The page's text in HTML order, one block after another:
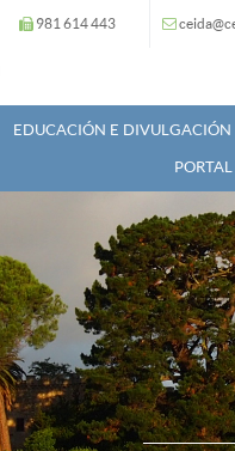
981 614 443
EDUCACIÓN E DIVULGACIÓN